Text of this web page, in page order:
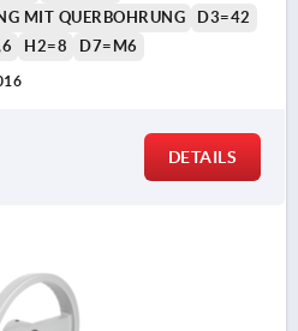
MIT QUERBOHRUNG
D3=42
H2=8 D7=M6
DETAILS